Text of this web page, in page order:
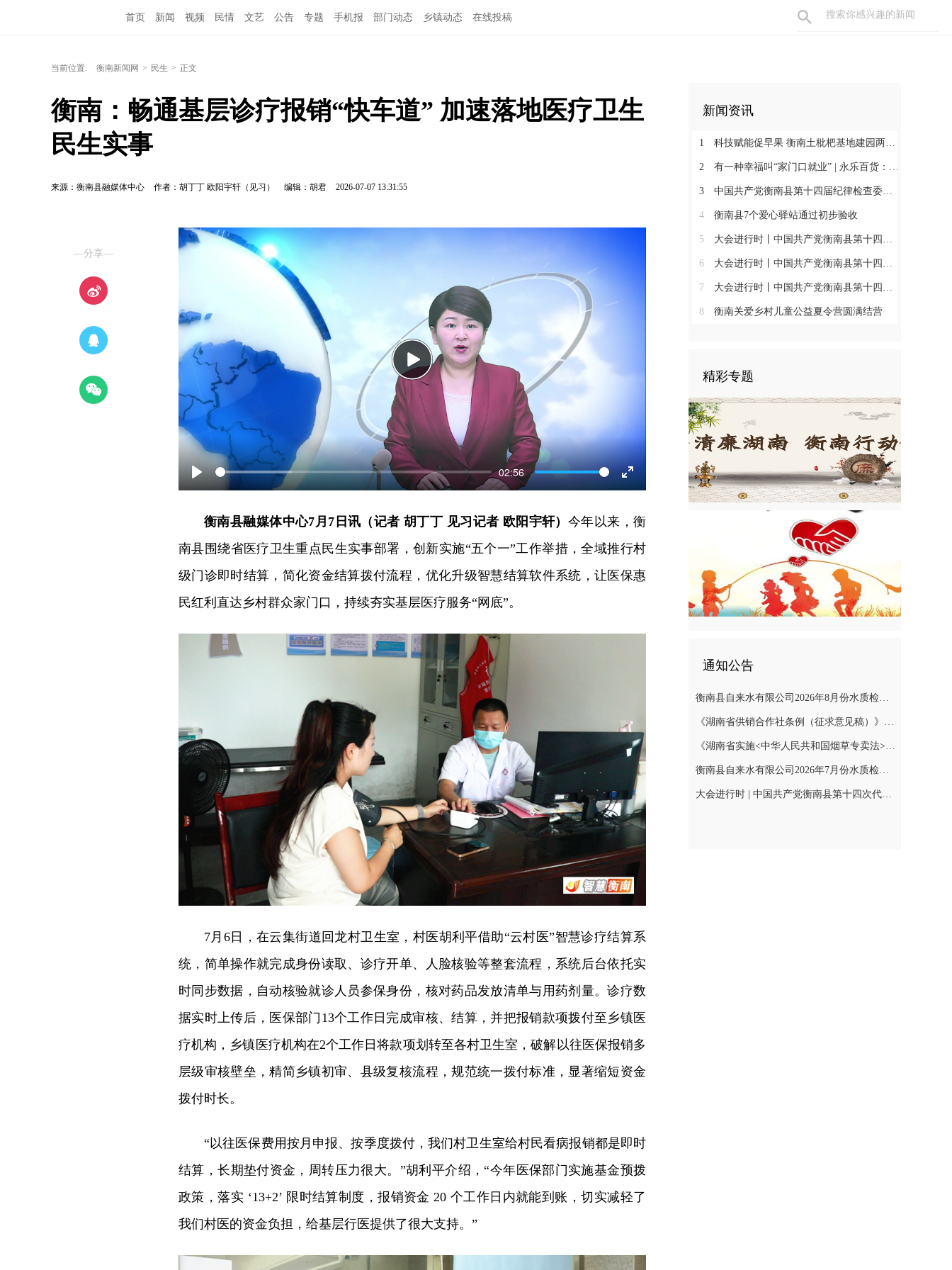
首页 新闻 视频 民情 文艺 公告 专题 手机报 部门动态 乡镇动态 在线投稿
当前位置: 衡南新闻网 > 民生 > 正文
衡南：畅通基层诊疗报销“快车道” 加速落地医疗卫生
民生实事
来源：衡南县融媒体中心 作者：胡丁丁 欧阳宇轩（见习） 编辑：胡君 2026-07-07 13:31:55
—分享—
Play
02:56
Enter
fullscreen
Play
衡南县融媒体中心7月7日讯（记者 胡丁丁 见习记者 欧阳宇轩） 今年以来，衡
南县围绕省医疗卫生重点民生实事部署，创新实施“五个一”工作举措，全域推行村
级门诊即时结算，简化资金结算拨付流程，优化升级智慧结算软件系统，让医保惠
民红利直达乡村群众家门口，持续夯实基层医疗服务“网底”。
7月6日，在云集街道回龙村卫生室，村医胡利平借助“云村医”智慧诊疗结算系
统，简单操作就完成身份读取、诊疗开单、人脸核验等整套流程，系统后台依托实
时同步数据，自动核验就诊人员参保身份，核对药品发放清单与用药剂量。诊疗数
据实时上传后，医保部门13个工作日完成审核、结算，并把报销款项拨付至乡镇医
疗机构，乡镇医疗机构在2个工作日将款项划转至各村卫生室，破解以往医保报销多
层级审核壁垒，精简乡镇初审、县级复核流程，规范统一拨付标准，显著缩短资金
拨付时长。
“以往医保费用按月申报、按季度拨付，我们村卫生室给村民看病报销都是即时
结算，长期垫付资金，周转压力很大。”胡利平介绍，“今年医保部门实施基金预拨
政策，落实 ‘13+2’ 限时结算制度，报销资金 20 个工作日内就能到账，切实减轻了
我们村医的资金负担，给基层行医提供了很大支持。”
新闻资讯
1 科技赋能促早果 衡南土枇杷基地建园两年见果助振兴
2 有一种幸福叫“家门口就业” | 永乐百货：守护百姓三餐四季 搭建就业暖心平台
3 中国共产党衡南县第十四届纪律检查委员会第一次全体会议召开 肖高德当选县纪委书记
4 衡南县7个爱心驿站通过初步验收
5 大会进行时丨中国共产党衡南县第十四次代表大会第三次大会召开
6 大会进行时丨中国共产党衡南县第十四次代表大会主席团举行第六次会议
7 大会进行时丨中国共产党衡南县第十四次代表大会主席团举行第五次会议
8 衡南关爱乡村儿童公益夏令营圆满结营
精彩专题
通知公告
衡南县自来水有限公司2026年8月份水质检测报告
《湖南省供销合作社条例（征求意见稿）》公开征集意见
《湖南省实施<中华人民共和国烟草专卖法>若干规定（征求意见稿）》公开征集意见
衡南县自来水有限公司2026年7月份水质检测报告公示
大会进行时 | 中国共产党衡南县第十四次代表大会召开预备会议第二阶段会议